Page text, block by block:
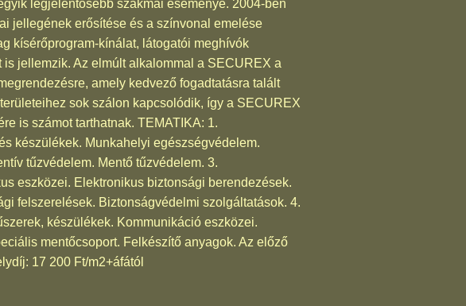
legjelentősebb szakmai eseménye. 2004-ben
jellegének erősítése és a színvonal emelése
kísérőprogram-kínálat, látogatói meghívók
jellemzik. Az elmúlt alkalommal a SECUREX a
amely kedvező fogadtatásra talált
sok szálon kapcsolódik, így a SECUREX
is számot tarthatnak. TEMATIKA: 1.
készülékek. Munkahelyi egészségvédelem.
tűzvédelem. Mentő tűzvédelem. 3.
eszközei. Elektronikus biztonsági berendezések.
felszerelések. Biztonságvédelmi szolgáltatások. 4.
készülékek. Kommunikáció eszközei.
mentőcsoport. Felkészítő anyagok. Az előző
17 200 Ft/m2+áfától